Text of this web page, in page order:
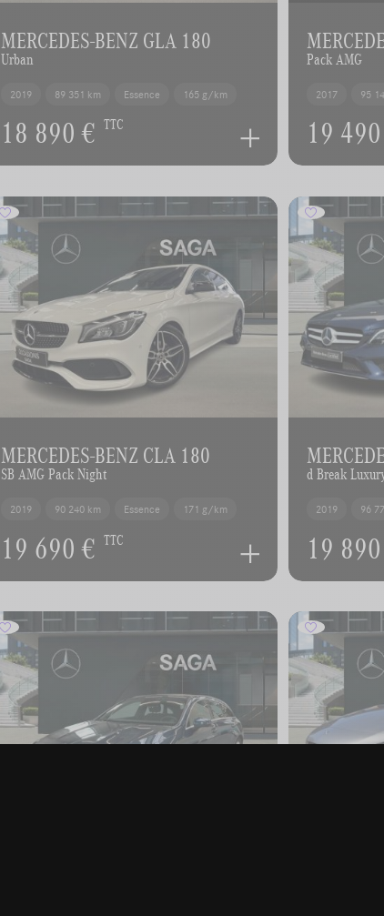
MERCEDES-BENZ GLA 180
Urban
2019 89 351 km Essence 165 g/km
18 890 € TTC
Pack AMG
2017 95
19
MERCEDES-BENZ CLA 180
SB AMG Pack Night
2019 90 240 km Essence 171 g/km
19 690 € TTC
d Break
2019 96
19